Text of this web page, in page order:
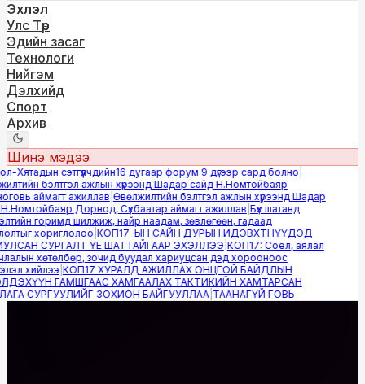
Эхлэл
Улс Төр
Эдийн засаг
Технологи
Нийгэм
Дэлхийд
Спорт
Архив
Шинэ мэдээ
Хятадын сэтгүүлчдийн16 дугаар форум 9 дүгээр сард болно|
бэлтгэл ажлын хүрээнд Шадар сайд Н.Номтойбаяр
аймагт ажиллав|Өвөлжилтийн бэлтгэл ажлын хүрээнд Шадар
Дорнод, Сүхбаатар аймагт ажиллав|Бүх шатанд
горимд шилжиж, найр наадам, зөвлөгөөн, гадаад
хориглолоо|КОП17-ЫН САЙН ДУРЫН ИДЭВХТНҮҮДЭД
СУРГАЛТ ҮЕ ШАТТАЙГААР ЭХЭЛЛЭЭ|КОП17: Соёл, аялал
хөтөлбөр, зочид буудал хариуцсан дэд хорооноос
хийлээ|КОП17 ХУРАЛД АЖИЛЛАХ ОНЦГОЙ БАЙДЛЫН
ГАМШГААС ХАМГААЛАХ ТАКТИКИЙН ХАМТАРСАН
СУРГУУЛИЙГ ЗОХИОН БАЙГУУЛЛАА|ТААНАГҮЙ ГОВЬ